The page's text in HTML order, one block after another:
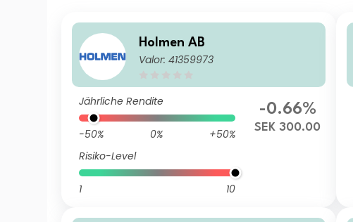
Holmen AB
Valor: 41359973
Jährliche Rendite
-50% 0%
+50%
Risiko-Level
1 10
-0.66%
SEK 300.00